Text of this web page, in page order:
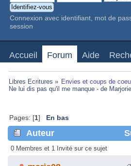
Connexion avec identifiant, mot de
session
Accueil Forum Aide
Libres Ecritures » Envies et coups de
Ne lui dis pas qu'il me manque - de
Pages: [1] En bas
Auteur
Levasseur (Lu 26035 fois)
0 Membres et 1 Invité sur ce sujet